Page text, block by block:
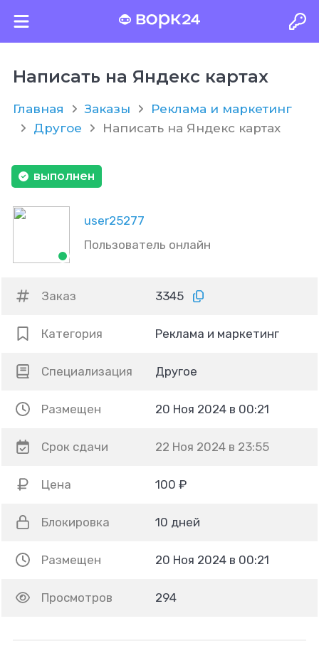
Написать на Яндекс картах
Главная Заказы
Реклама и маркетинг
Другое
Написать на Яндекс картах
user25277
Пользователь онлайн
выполнен
Заказ 3345
Категория Реклама и маркетинг
Специализация Другое
Размещен 20 Ноя 2024 в 00:21
Срок сдачи 22 Ноя 2024 в 23:55
Цена 100 ₽
Блокировка 10 дней
Размещен 20 Ноя 2024 в 00:21
Просмотров 294